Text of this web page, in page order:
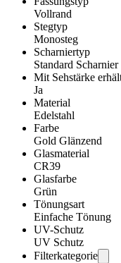
Vollrand
Stegtyp
Monosteg
Scharniertyp
Standard Scharnier
Mit Sehstärke
Ja
Material
Edelstahl
Farbe
Gold Glänzend
Glasmaterial
CR39
Glasfarbe
Grün
Tönungsart
Einfache Tönung
UV-Schutz
UV Schutz
Filterkategorie